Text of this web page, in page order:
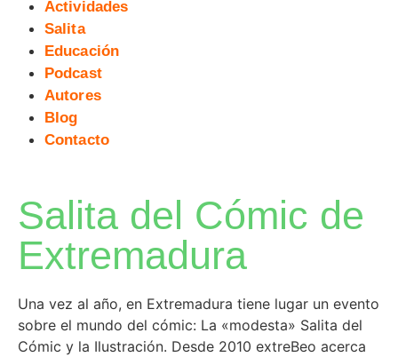
Actividades
Salita
Educación
Podcast
Autores
Blog
Contacto
Salita del Cómic de
Extremadura
Una vez al año, en Extremadura tiene lugar un evento
sobre el mundo del cómic: La «modesta» Salita del
Cómic y la Ilustración. Desde 2010 extreBeo acerca